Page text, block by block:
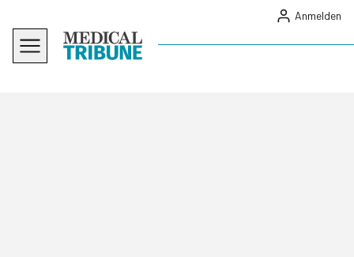
Anmelden